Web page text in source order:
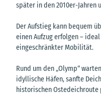
später in den 2010er-Jahren
Der Aufstieg kann bequem
einen Aufzug erfolgen –
eingeschränkter Mobilität.
Rund um den „Olymp“
idyllische Häfen, sanfte
historischen Ostedeichroute